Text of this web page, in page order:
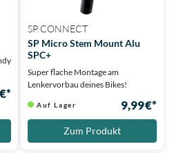
SP CONNECT
SP Micro Stem Mount Alu
SPC+
Super flache Montage am
Lenkervorbau deines Bikes!
Auf Lager 9,99 €*
Zum Produkt